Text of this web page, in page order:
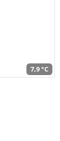
7,9 °C